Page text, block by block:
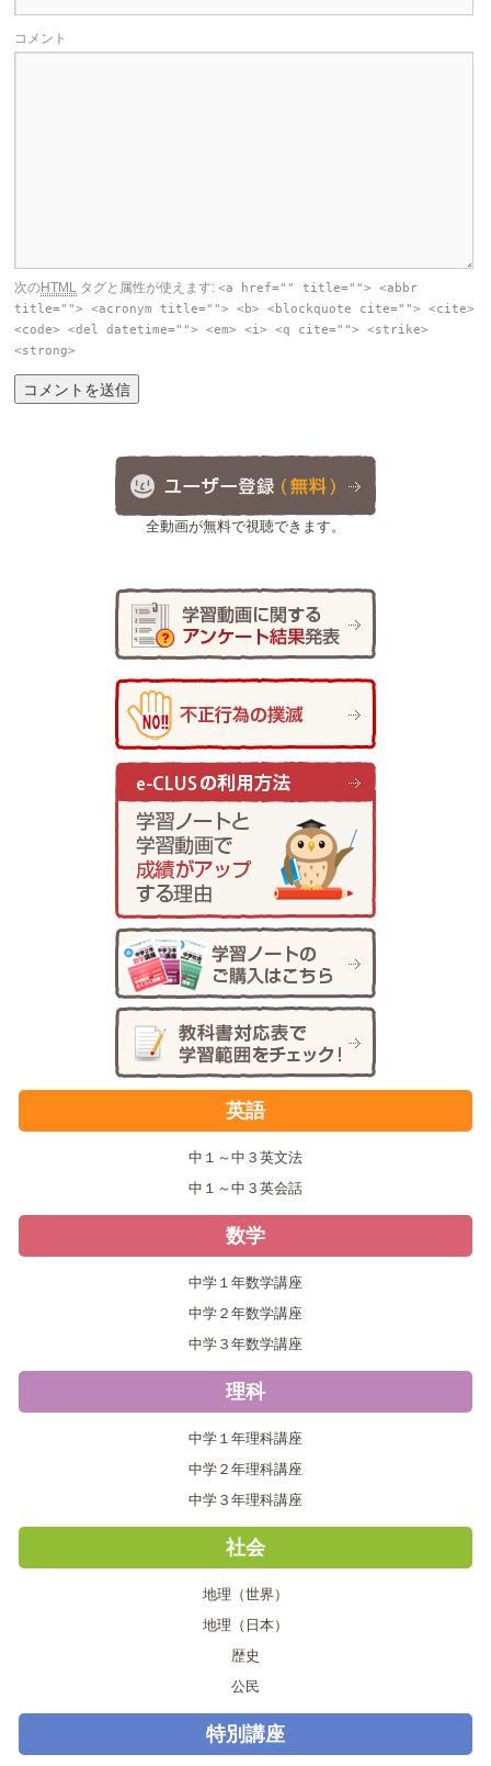
コメント
次のHTML タグと属性が使えます:<a href="" title=""> <abbr
title=""> <acronym title=""> <b> <blockquote cite=""> <cite>
<code> <del datetime=""> <em> <i> <q cite=""> <strike>
<strong>
全動画が無料で視聴できます。
英語
中１～中３英文法
中１～中３英会話
数学
中学１年数学講座
中学２年数学講座
中学３年数学講座
理科
中学１年理科講座
中学２年理科講座
中学３年理科講座
社会
地理（世界）
地理（日本）
歴史
公民
特別講座